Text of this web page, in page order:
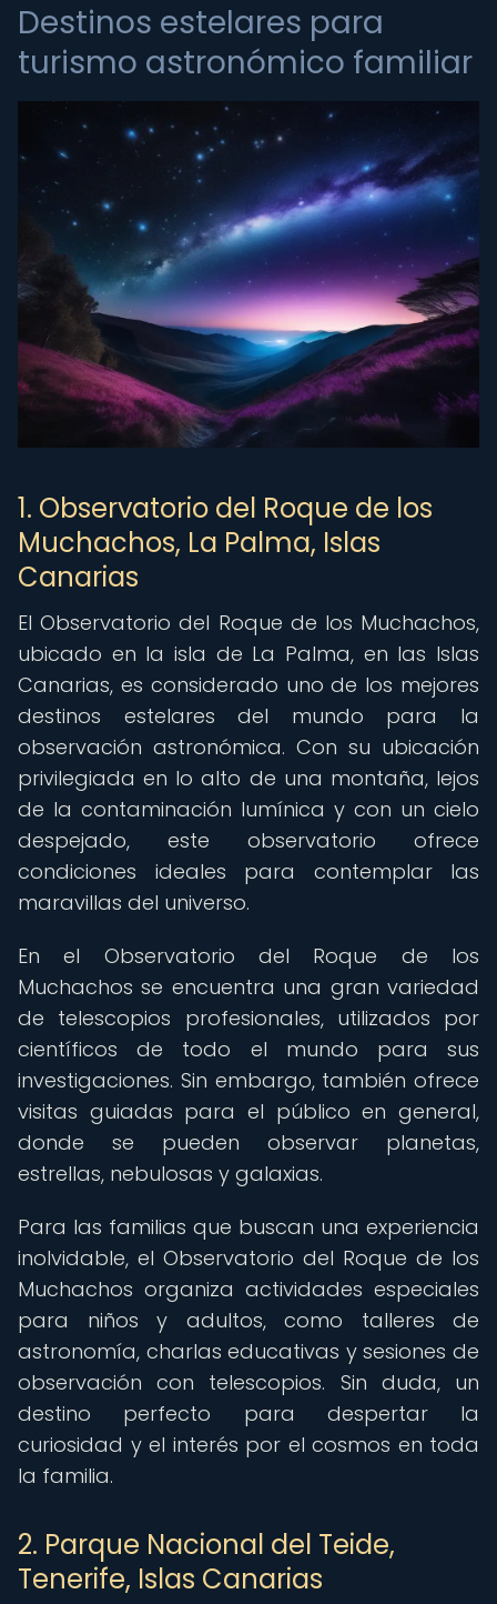
Destinos estelares para
turismo astronómico familiar
1. Observatorio del Roque de los
Muchachos, La Palma, Islas
Canarias
El Observatorio del Roque de los Muchachos,
ubicado en la isla de La Palma, en las Islas
Canarias, es considerado uno de los mejores
destinos estelares del mundo para la
observación astronómica. Con su ubicación
privilegiada en lo alto de una montaña, lejos
de la contaminación lumínica y con un cielo
despejado, este observatorio ofrece
condiciones ideales para contemplar las
maravillas del universo.
En el Observatorio del Roque de los
Muchachos se encuentra una gran variedad
de telescopios profesionales, utilizados por
científicos de todo el mundo para sus
investigaciones. Sin embargo, también ofrece
visitas guiadas para el público en general,
donde se pueden observar planetas,
estrellas, nebulosas y galaxias.
Para las familias que buscan una experiencia
inolvidable, el Observatorio del Roque de los
Muchachos organiza actividades especiales
para niños y adultos, como talleres de
astronomía, charlas educativas y sesiones de
observación con telescopios. Sin duda, un
destino perfecto para despertar la
curiosidad y el interés por el cosmos en toda
la familia.
2. Parque Nacional del Teide,
Tenerife, Islas Canarias